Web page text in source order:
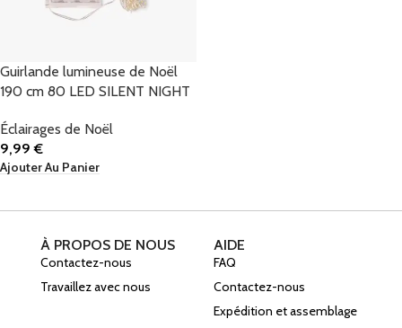
Guirlande lumineuse de Noël
190 cm 80 LED SILENT NIGHT
Éclairages de Noël
9,99€
Ajouter Au Panier
À PROPOS DE NOUS
Contactez-nous
Travaillez avec nous
AIDE
FAQ
Contactez-nous
Expédition et assemblage